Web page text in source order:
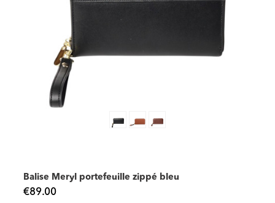
Balise Meryl portefeuille zippé bleu
€89.00